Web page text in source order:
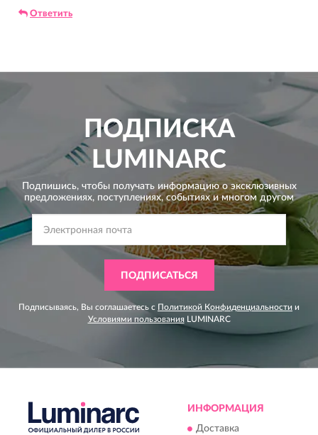
Ответить
ПОДПИСКА
LUMINARC
Подпишись, чтобы получать информацию о эксклюзивных
предложениях, поступлениях, событиях и многом другом
ПОДПИСАТЬСЯ
Подписываясь, Вы соглашаетесь с Политикой Конфиденциальности и
Условиями пользованияLUMINARC
ИНФОРМАЦИЯ
Доставка